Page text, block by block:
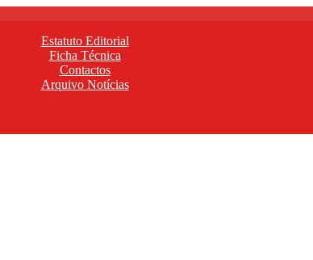
Estatuto Editorial
Ficha Técnica
Contactos
Arquivo Notícias